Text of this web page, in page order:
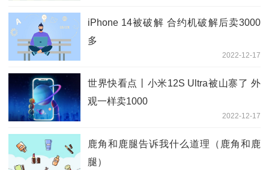
iPhone 14被破解 合约机破解后卖3000
多
2022-12-17
世界快看点丨小米12S Ultra被山寨了 外
观一样卖1000
2022-12-17
鹿角和鹿腿告诉我什么道理（鹿角和鹿
腿）